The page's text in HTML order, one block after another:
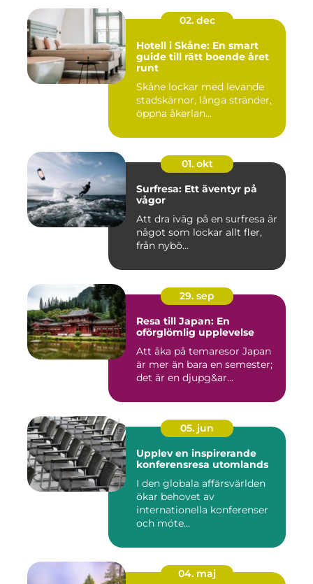
02. dec
Hotell i Skåne: En smart
guide till rätt boende året
runt
Skåne lockar med levande
stadskärnor, långa stränder,
öppna åkerlan...
01. okt
Surfresa: Ett äventyr på
vågor
Att dra iväg på en surfresa är
något som lockar allt fler,
från nybö...
29. sep
Resa till Japan: En
oförglömlig upplevelse
Att åka på temaresor Japan
är mer än bara en semester;
det är en djupg&ar...
05. jun
Upplev en inspirerande
konferensresa utomlands
I den globala affärsvärlden
ökar behovet av
internationella konferenser
och möte...
04. maj